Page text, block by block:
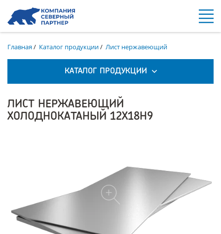
Главная/ Каталог продукции/ Лист нержавеющий
КАТАЛОГ ПРОДУКЦИИ
ЛИСТ НЕРЖАВЕЮЩИЙ
ХОЛОДНОКАТАНЫЙ 12Х18Н9